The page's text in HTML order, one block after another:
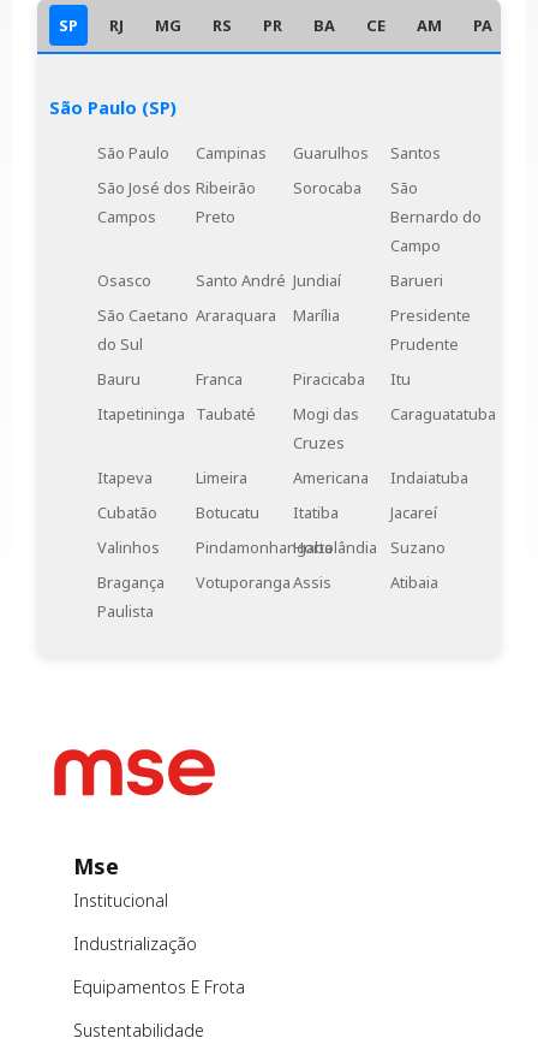
SP RJ MG RS PR BA CE AM PA
São Paulo (SP)
São Paulo Campinas Guarulhos
Santos
São José dos
Campos
Ribeirão
Preto
Sorocaba
São
Bernardo do
Campo
Osasco
Santo André Jundiaí
Barueri
São Caetano
do Sul
Araraquara Marília
Presidente
Prudente
Bauru
Franca Piracicaba
Itu
Itapetininga
Taubaté
Mogi das
Cruzes
Caraguatatuba
Itapeva Limeira Americana
Indaiatuba
Cubatão
Botucatu Itatiba
Jacareí
Valinhos
PindamonhangabaHortolândia
Suzano
Bragança
Paulista
VotuporangaAssis Atibaia
Mse
Institucional
Industrialização
Equipamentos E Frota
Sustentabilidade